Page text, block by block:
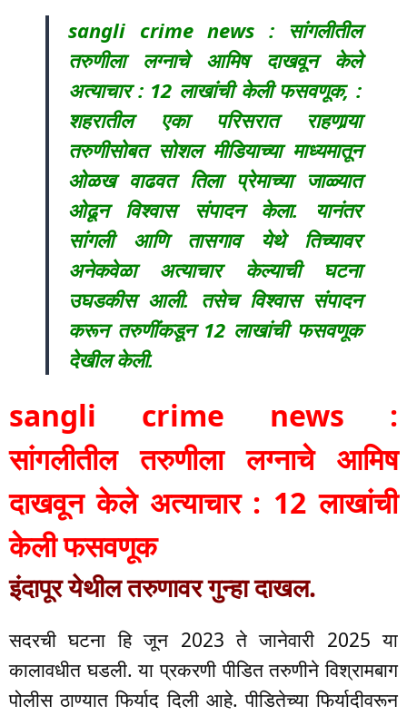
sangli crime news : सांगलीतील
तरुणीला लग्नाचे आमिष दाखवून केले
अत्याचार : 12 लाखांची केली फसवणूक, :
शहरातील एका परिसरात राहणार्‍या
तरुणीसोबत सोशल मीडियाच्या माध्यमातून
ओळख वाढवत तिला प्रेमाच्या जाळ्यात
ओढून विश्वास संपादन केला. यानंतर
सांगली आणि तासगाव येथे तिच्यावर
अनेकवेळा अत्याचार केल्याची घटना
उघडकीस आली. तसेच विश्वास संपादन
करून तरुणींकडून 12 लाखांची फसवणूक
देखील केली.
sangli crime news :
सांगलीतील तरुणीला लग्नाचे आमिष
दाखवून केले अत्याचार : 12 लाखांची
केली फसवणूक
इंदापूर येथील तरुणावर गुन्हा दाखल.
सदरची घटना हि जून 2023 ते जानेवारी 2025 या
कालावधीत घडली. या प्रकरणी पीडित तरुणीने विश्रामबाग
पोलीस ठाण्यात फिर्याद दिली आहे. पीडितेच्या फिर्यादीवरून